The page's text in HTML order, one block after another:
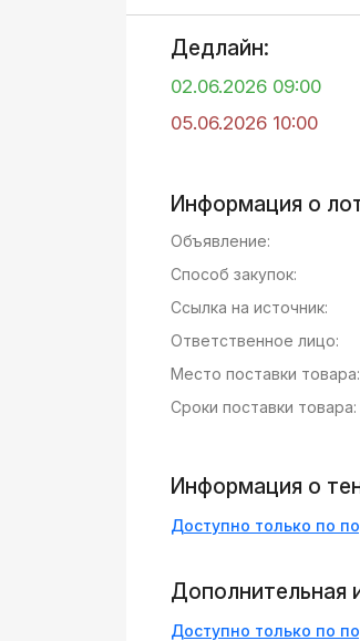
Дедлайн:
02.06.2026 09:00
05.06.2026 10:00
Информация о
Объявление:
Способ закупок:
Ссылка на источник:
Ответственное лицо:
Место поставки товара:
Сроки поставки товара:
Информация о
Доступно только по
Дополнительная
Доступно только по